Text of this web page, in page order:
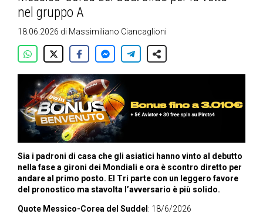
nel gruppo A
18.06.2026 di Massimiliano Ciancaglioni
Sia i padroni di casa che gli asiatici hanno vinto al debutto
nella fase a gironi dei Mondiali e ora è scontro diretto per
andare al primo posto. El Tri parte con un leggero favore
del pronostico ma stavolta l’avversario è più solido.
Quote Messico-Corea del Suddel : 18/6/2026